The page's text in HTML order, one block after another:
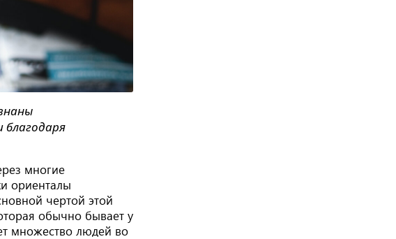
многие
ориенталы
чертой этой
обычно бывает у
множество людей во